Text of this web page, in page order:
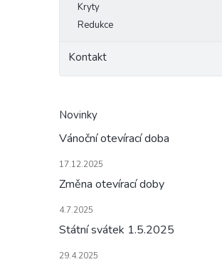
Kryty
Redukce
Kontakt
Novinky
Vánoční otevírací doba
17.12.2025
Změna otevírací doby
4.7.2025
Státní svátek 1.5.2025
29.4.2025